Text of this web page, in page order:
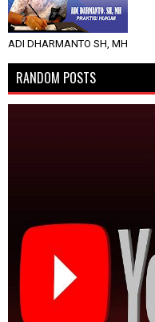
ADI DHARMANTO SH, MH
RANDOM POSTS